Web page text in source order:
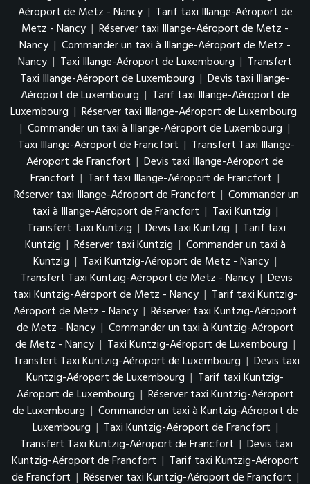
Aéroport de Metz - Nancy | Tarif taxi Illange-Aéroport de
Metz - Nancy | Réserver taxi Illange-Aéroport de Metz -
Nancy | Commander un taxi à Illange-Aéroport de Metz -
Nancy | Taxi Illange-Aéroport de Luxembourg | Transfert
Taxi Illange-Aéroport de Luxembourg | Devis taxi Illange-
Aéroport de Luxembourg | Tarif taxi Illange-Aéroport de
Luxembourg | Réserver taxi Illange-Aéroport de Luxembourg
| Commander un taxi à Illange-Aéroport de Luxembourg |
Taxi Illange-Aéroport de Francfort | Transfert Taxi Illange-
Aéroport de Francfort | Devis taxi Illange-Aéroport de
Francfort | Tarif taxi Illange-Aéroport de Francfort |
Réserver taxi Illange-Aéroport de Francfort | Commander un
taxi à Illange-Aéroport de Francfort | Taxi Kuntzig |
Transfert Taxi Kuntzig | Devis taxi Kuntzig | Tarif taxi
Kuntzig | Réserver taxi Kuntzig | Commander un taxi à
Kuntzig | Taxi Kuntzig-Aéroport de Metz - Nancy |
Transfert Taxi Kuntzig-Aéroport de Metz - Nancy | Devis
taxi Kuntzig-Aéroport de Metz - Nancy | Tarif taxi Kuntzig-
Aéroport de Metz - Nancy | Réserver taxi Kuntzig-Aéroport
de Metz - Nancy | Commander un taxi à Kuntzig-Aéroport
de Metz - Nancy | Taxi Kuntzig-Aéroport de Luxembourg |
Transfert Taxi Kuntzig-Aéroport de Luxembourg | Devis taxi
Kuntzig-Aéroport de Luxembourg | Tarif taxi Kuntzig-
Aéroport de Luxembourg | Réserver taxi Kuntzig-Aéroport
de Luxembourg | Commander un taxi à Kuntzig-Aéroport de
Luxembourg | Taxi Kuntzig-Aéroport de Francfort |
Transfert Taxi Kuntzig-Aéroport de Francfort | Devis taxi
Kuntzig-Aéroport de Francfort | Tarif taxi Kuntzig-Aéroport
de Francfort | Réserver taxi Kuntzig-Aéroport de Francfort |